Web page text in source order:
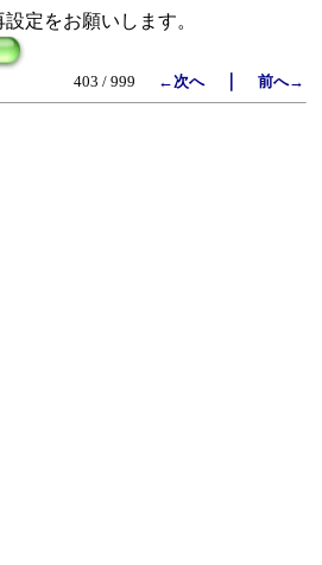
定をお願いします。
403 / 999 ←次へ｜ 前へ→